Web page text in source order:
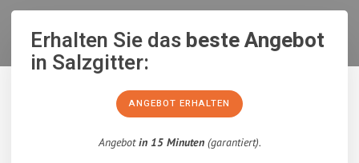
Erhalten Sie dasbeste Angebot
in Salzgitter:
ANGEBOT ERHALTEN
Angebotin 15 Minuten(garantiert).